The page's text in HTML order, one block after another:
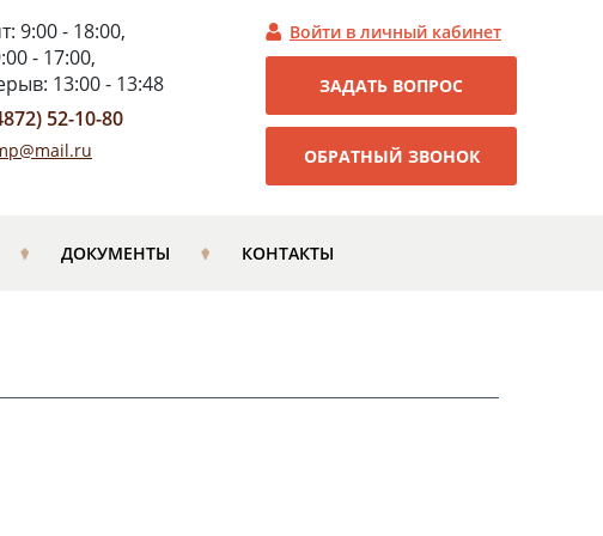
9:00 - 18:00,
- 17:00,
13:00 - 13:48
52-10-80
Войти в личный кабинет
ЗАДАТЬ ВОПРОС
ОБРАТНЫЙ ЗВОНОК
ДОКУМЕНТЫ КОНТАКТЫ